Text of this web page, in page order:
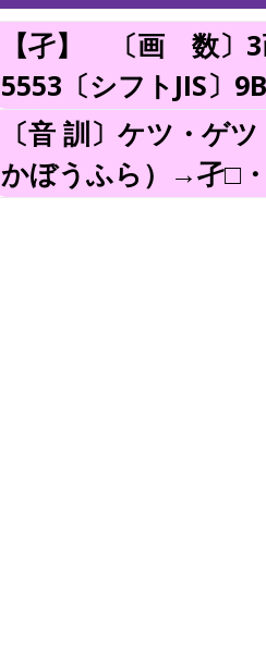
【孑】 〔画 数〕3
5553〔シフトJIS〕
〔音 訓〕ケツ・ゲ
かぼうふら）→孑□・